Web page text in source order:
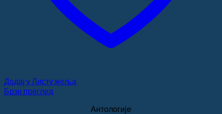
Додај у Листу жеља
Брзи преглед
Антологије